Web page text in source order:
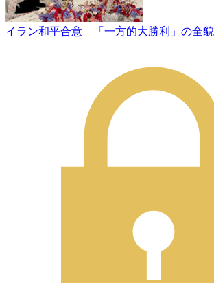
イラン和平合意 「一方的大勝利」の全貌